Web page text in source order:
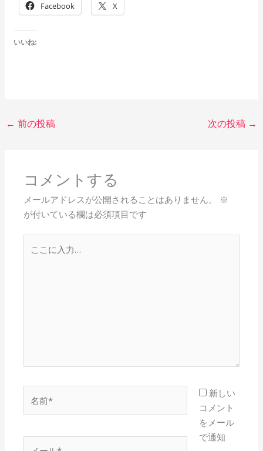
Facebook X
いいね:
← 前の投稿 次の投稿 →
コメントする
メールアドレスが公開されることはありません。
※
が付いている欄は必須項目です
こ
前
新しい
コメント
をメール
で通知